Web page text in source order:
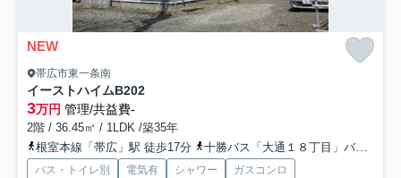
NEW
帯広市東一条南
イーストハイムB202
3万円 管理/共益費-
2階 / 36.45㎡ / 1LDK /築35年
根室本線「帯広」駅 徒歩17分
十勝バス「大通１８丁目」バス停下車 徒歩4分
バス・トイレ別 電気有 シャワー
ガスコンロ